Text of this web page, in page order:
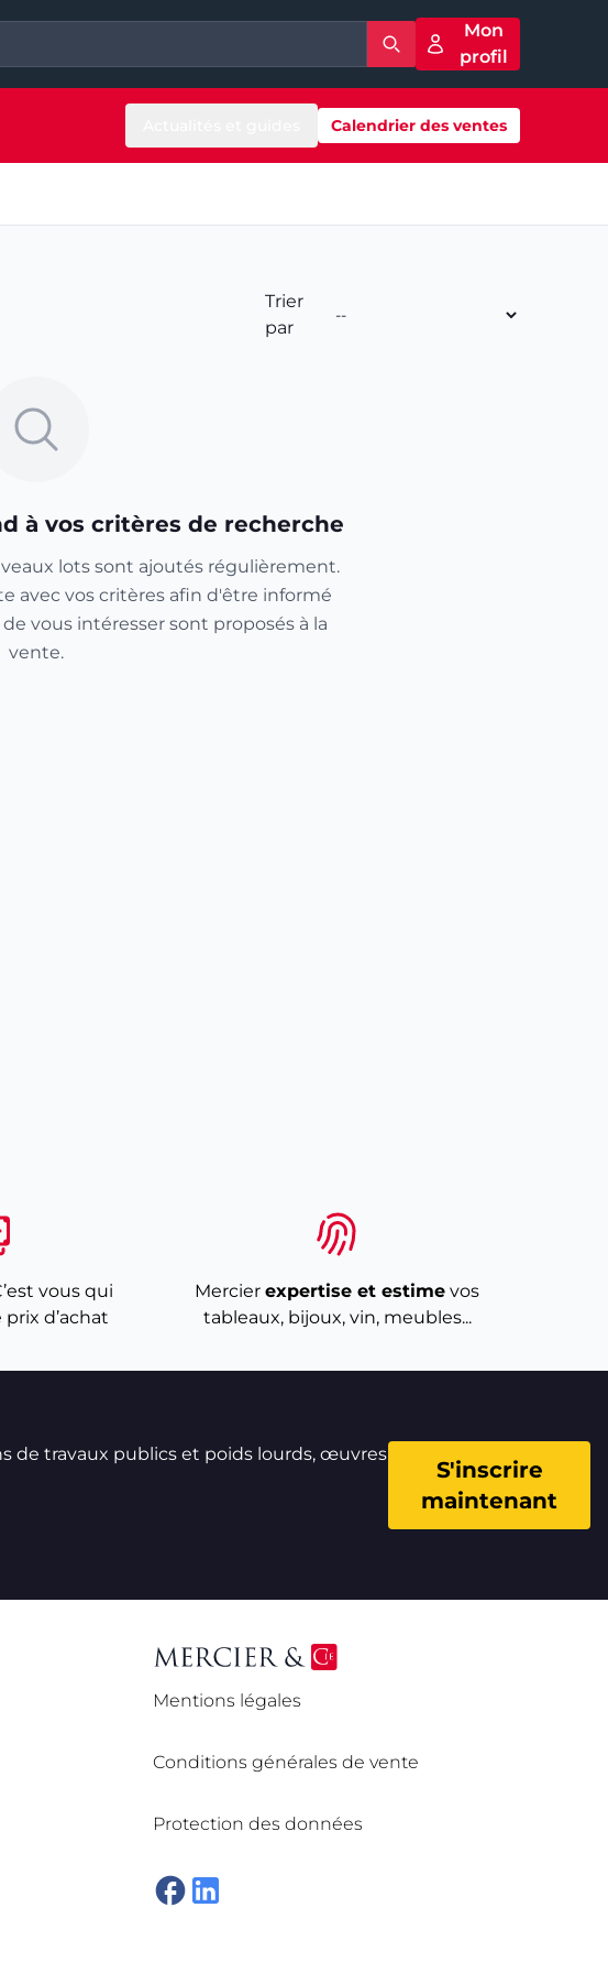
Mon
profil
Calendrier des ventes
Trier
par
à vos critères de recherche
lots sont ajoutés régulièrement.
avec vos critères afin d'être informé
vous intéresser sont proposés à la
vente.
vous qui
d’achat
Mercier expertise et estime vos
tableaux, bijoux, vin, meubles...
de travaux publics et poids lourds, œuvres
S'inscrire
maintenant
Mentions légales
Conditions générales de vente
Protection des données